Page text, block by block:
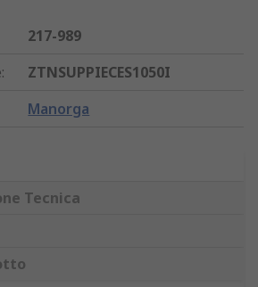
217-989
:
ZTNSUPPIECES1050I
Manorga
Tecnica